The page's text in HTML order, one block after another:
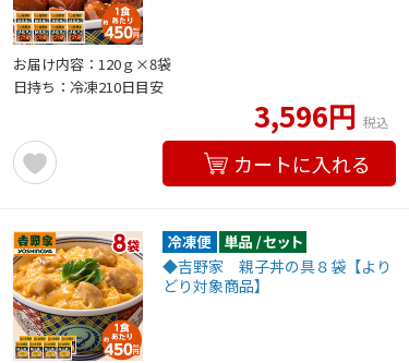
お届け内容：120ｇ×8袋
日持ち：冷凍210日目安
3,596円 税込
カートに入れる
◆吉野家 親子丼の具８袋【より
どり対象商品】